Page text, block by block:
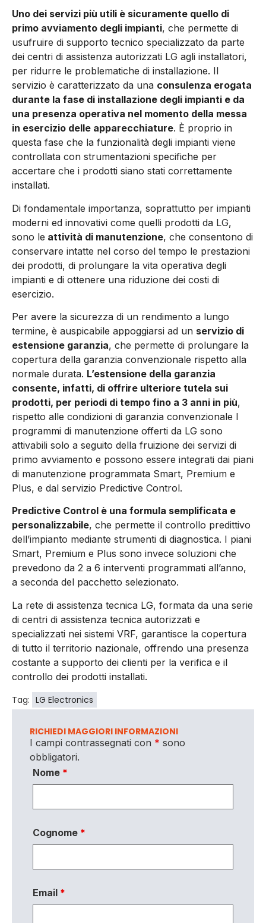
Uno dei servizi più utili è sicuramente quello di
primo avviamento degli impianti, che permette di
usufruire di supporto tecnico specializzato da parte
dei centri di assistenza autorizzati LG agli installatori,
per ridurre le problematiche di installazione. Il
servizio è caratterizzato da una consulenza erogata
durante la fase di installazione degli impianti e da
una presenza operativa nel momento della messa
in esercizio delle apparecchiature. È proprio in
questa fase che la funzionalità degli impianti viene
controllata con strumentazioni specifiche per
accertare che i prodotti siano stati correttamente
installati.
Di fondamentale importanza, soprattutto per impianti
moderni ed innovativi come quelli prodotti da LG,
sono le attività di manutenzione, che consentono di
conservare intatte nel corso del tempo le prestazioni
dei prodotti, di prolungare la vita operativa degli
impianti e di ottenere una riduzione dei costi di
esercizio.
Per avere la sicurezza di un rendimento a lungo
termine, è auspicabile appoggiarsi ad un servizio di
estensione garanzia, che permette di prolungare la
copertura della garanzia convenzionale rispetto alla
normale durata. L’estensione della garanzia
consente, infatti, di offrire ulteriore tutela sui
prodotti, per periodi di tempo fino a 3 anni in più,
rispetto alle condizioni di garanzia convenzionale I
programmi di manutenzione offerti da LG sono
attivabili solo a seguito della fruizione dei servizi di
primo avviamento e possono essere integrati dai piani
di manutenzione programmata Smart, Premium e
Plus, e dal servizio Predictive Control.
Predictive Control è una formula semplificata e
personalizzabile, che permette il controllo predittivo
dell’impianto mediante strumenti di diagnostica. I piani
Smart, Premium e Plus sono invece soluzioni che
prevedono da 2 a 6 interventi programmati all’anno,
a seconda del pacchetto selezionato.
La rete di assistenza tecnica LG, formata da una serie
di centri di assistenza tecnica autorizzati e
specializzati nei sistemi VRF, garantisce la copertura
di tutto il territorio nazionale, offrendo una presenza
costante a supporto dei clienti per la verifica e il
controllo dei prodotti installati.
Tag: LG Electronics
RICHIEDI MAGGIORI INFORMAZIONI
I campi contrassegnati con * sono
obbligatori.
Nome *
Cognome *
Email *